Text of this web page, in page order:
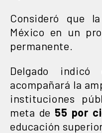
Consideró que
México en un
permanente.
Delgado
acompañará la
instituciones
meta de 55 por
educación